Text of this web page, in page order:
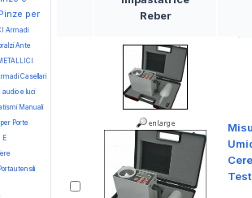
per
Armadi
Ante
Casellari
audio e luci
Manuali
Porte
E
Reber